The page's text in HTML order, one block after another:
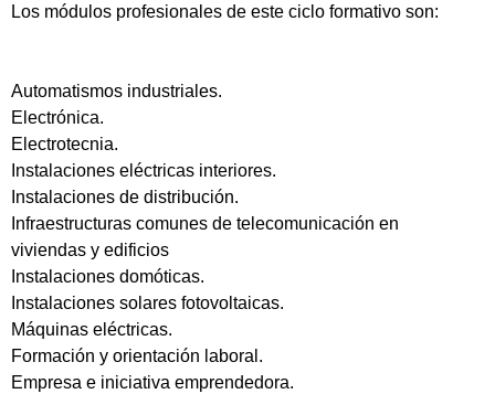
Los módulos profesionales de este ciclo formativo son:
Automatismos industriales.
Electrónica.
Electrotecnia.
Instalaciones eléctricas interiores.
Instalaciones de distribución.
Infraestructuras comunes de telecomunicación en
viviendas y edificios
Instalaciones domóticas.
Instalaciones solares fotovoltaicas.
Máquinas eléctricas.
Formación y orientación laboral.
Empresa e iniciativa emprendedora.